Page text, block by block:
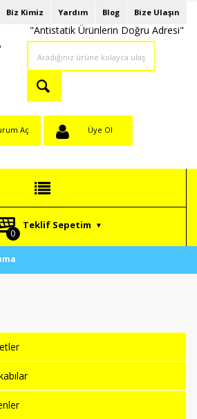
Biz Kimiz Yardım Blog Bize Ulaşın
"Antistatik Ürünlerin Doğru Adresi"
Aç Üye Ol
Teklif Sepetim